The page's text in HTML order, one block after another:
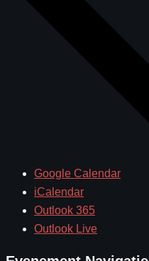
Google Calendar
iCalendar
Outlook 365
Outlook Live